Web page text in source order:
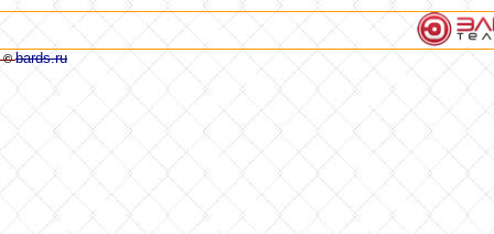
©bards.ru